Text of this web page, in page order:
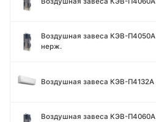
Воздушная завеса КЭВ-П4050A
нерж.
Воздушная завеса КЭВ-П4132A
Воздушная завеса КЭВ-П4060A